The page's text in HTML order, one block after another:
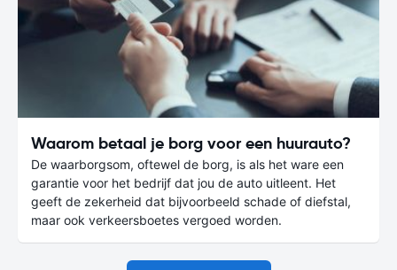
Waarom betaal je borg voor een huurauto?
De waarborgsom, oftewel de borg, is als het ware een
garantie voor het bedrijf dat jou de auto uitleent. Het
geeft de zekerheid dat bijvoorbeeld schade of diefstal,
maar ook verkeersboetes vergoed worden.